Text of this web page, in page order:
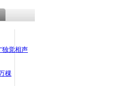
独觉相声
棵